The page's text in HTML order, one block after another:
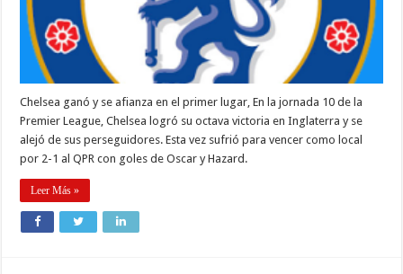
Chelsea ganó y se afianza en el primer lugar, En la jornada 10 de la
Premier League, Chelsea logró su octava victoria en Inglaterra y se
alejó de sus perseguidores. Esta vez sufrió para vencer como local
por 2-1 al QPR con goles de Oscar y Hazard.
Leer Más »